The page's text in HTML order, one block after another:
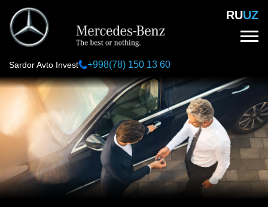
main
content
RUUZ
Sardor Avto Invest +998(78) 150 13 60